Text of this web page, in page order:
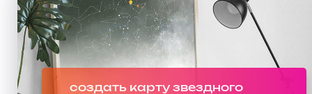
создать карту звездного